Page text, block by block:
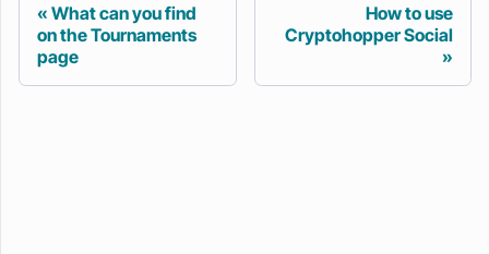
What can you find
on the Tournaments
page
How to use
Cryptohopper Social